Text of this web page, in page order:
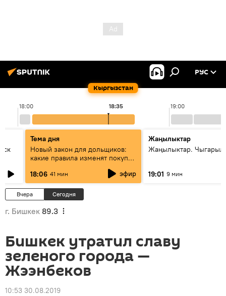
Кыргызстан
РУС
18:00 19:00
18:35
Тема дня
Новый закон для дольщиков:
какие правила изменят покупку
18:06 41 мин эфир
Жаңылыктар
Жаңылыктар.
19:01 9 мин
Вчера Сегодня
г. Бишкек 89.3
Бишкек утратил славу
зеленого города —
Жээнбеков
10:53 30.08.2019